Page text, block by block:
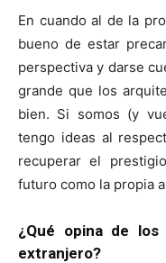
En cuando al de la
bueno de estar
perspectiva y darse
grande que los
bien. Si somos (y
tengo ideas al
recuperar el
futuro como la propia
¿Qué opina de
extranjero?